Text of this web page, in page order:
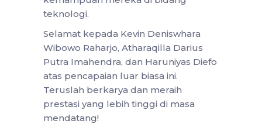
teknologi.
Selamat kepada Kevin Deniswhara
Wibowo Raharjo, Atharaqilla Darius
Putra Imahendra, dan Haruniyas Diefo
atas pencapaian luar biasa ini.
Teruslah berkarya dan meraih
prestasi yang lebih tinggi di masa
mendatang!